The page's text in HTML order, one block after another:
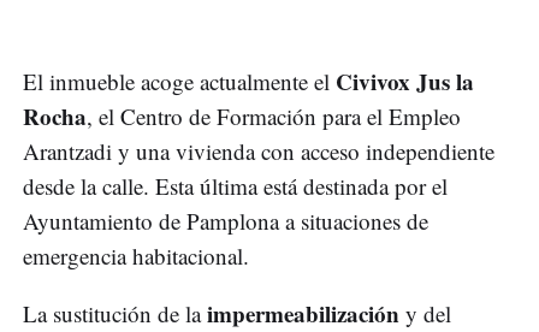
El inmueble acoge actualmente el Civivox Jus la
Rocha, el Centro de Formación para el Empleo
Arantzadi y una vivienda con acceso independiente
desde la calle. Esta última está destinada por el
Ayuntamiento de Pamplona a situaciones de
emergencia habitacional.
La sustitución de laimpermeabilización y del